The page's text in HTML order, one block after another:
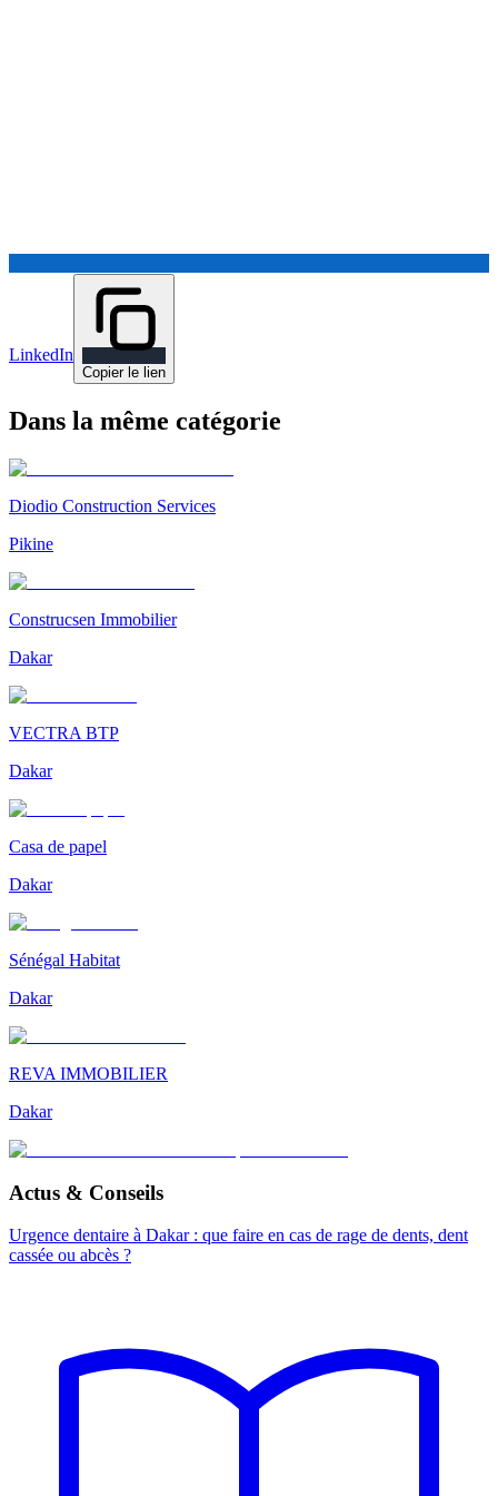
LinkedIn
Copier le lien
Dans la même catégorie
Diodio Construction Services
Pikine
Construcsen Immobilier
Dakar
VECTRA BTP
Dakar
Casa de papel
Dakar
Sénégal Habitat
Dakar
REVA IMMOBILIER
Dakar
Actus & Conseils
Urgence dentaire à Dakar : que faire en cas de rage de dents, dent
cassée ou abcès ?